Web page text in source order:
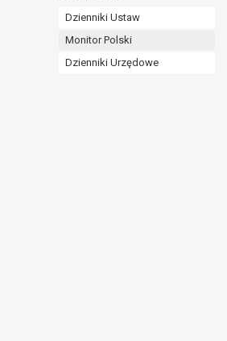
Dzienniki Ustaw
Monitor Polski
Dzienniki Urzędowe